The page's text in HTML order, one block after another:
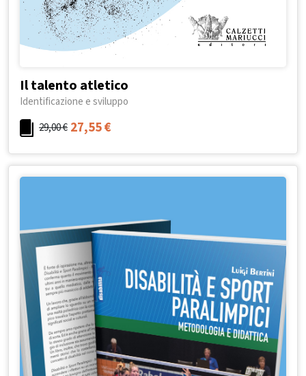
Il talento atletico
Identificazione e sviluppo
29,00€ 27,55€